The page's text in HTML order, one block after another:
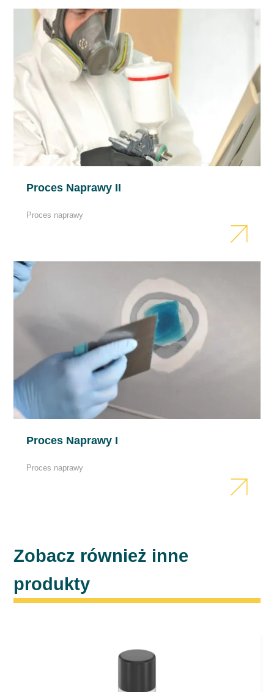
Proces Naprawy II
Proces naprawy
Proces Naprawy I
Proces naprawy
Zobacz również inne
produkty